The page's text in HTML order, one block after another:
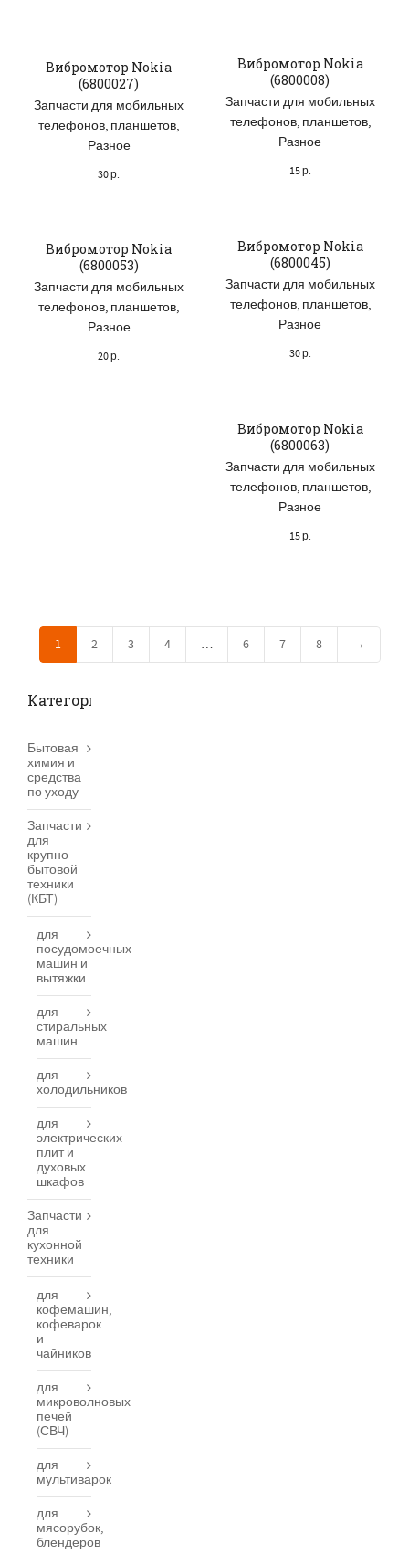
Вибромотор Nokia
(6800008)
Запчасти для мобильных
телефонов, планшетов,
Разное
15р.
Вибромотор Nokia
(6800027)
Запчасти для мобильных
телефонов, планшетов,
Разное
30р.
Вибромотор Nokia
(6800045)
Запчасти для мобильных
телефонов, планшетов,
Разное
30р.
Вибромотор Nokia
(6800053)
Запчасти для мобильных
телефонов, планшетов,
Разное
20р.
Вибромотор Nokia
(6800063)
Запчасти для мобильных
телефонов, планшетов,
Разное
15р.
1 2 3 4 … 6 7 8 →
Категории товаров
Бытовая
химия и
средства
по уходу
Запчасти
для
крупно
бытовой
техники
(КБТ)
для
посудомоечных
машин и
вытяжки
для
стиральных
машин
для
холодильников
для
электрических
плит и
духовых
шкафов
Запчасти
для
кухонной
техники
для
кофемашин,
кофеварок
и
чайников
для
микроволновых
печей
(СВЧ)
для
мультиварок
для
мясорубок,
блендеров